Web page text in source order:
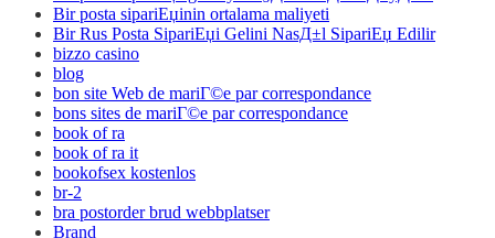
Bir posta sipariЕџinin ortalama maliyeti
Bir Rus Posta SipariЕџi Gelini NasД±l SipariЕџ Edilir
bizzo casino
blog
bon site Web de mariГ©e par correspondance
bons sites de mariГ©e par correspondance
book of ra
book of ra it
bookofsex kostenlos
br-2
bra postorder brud webbplatser
Brand